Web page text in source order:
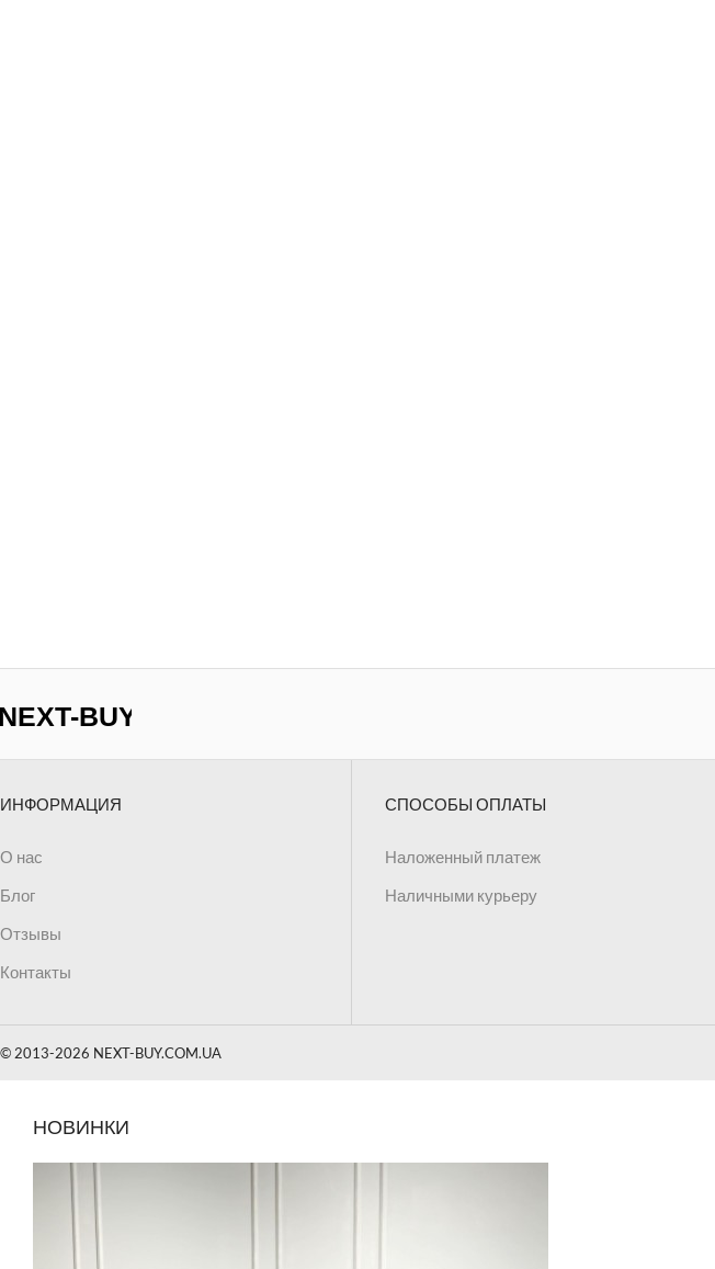
ИНФОРМАЦИЯ
О нас
Блог
Отзывы
Контакты
СПОСОБЫ ОПЛАТЫ
Наложенный платеж
Наличными курьеру
© 2013-2026 NEXT-BUY.COM.UA
НОВИНКИ